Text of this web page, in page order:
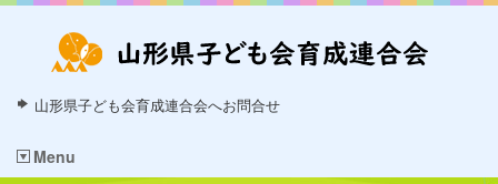
山形県子ども会育成連合会へお問合せ
Menu